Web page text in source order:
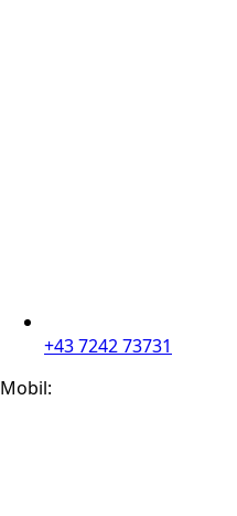
+43 7242 73731
Mobil: